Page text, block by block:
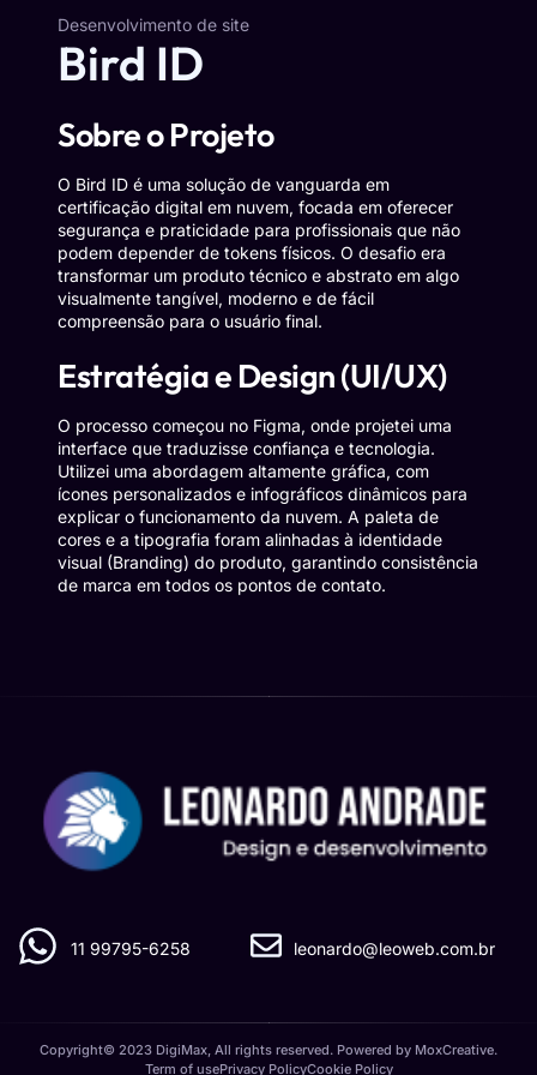
Desenvolvimento de site
Bird ID
Sobre o Projeto
O Bird ID é uma solução de vanguarda em
certificação digital em nuvem, focada em oferecer
segurança e praticidade para profissionais que não
podem depender de tokens físicos. O desafio era
transformar um produto técnico e abstrato em algo
visualmente tangível, moderno e de fácil
compreensão para o usuário final.
Estratégia e Design (UI/UX)
O processo começou no Figma, onde projetei uma
interface que traduzisse confiança e tecnologia.
Utilizei uma abordagem altamente gráfica, com
ícones personalizados e infográficos dinâmicos para
explicar o funcionamento da nuvem. A paleta de
cores e a tipografia foram alinhadas à identidade
visual (Branding) do produto, garantindo consistência
de marca em todos os pontos de contato.
11 99795-6258 leonardo@leoweb.com.br
Copyright© 2023 DigiMax, All rights reserved. Powered by MoxCreative.
Term of usePrivacy PolicyCookie Policy